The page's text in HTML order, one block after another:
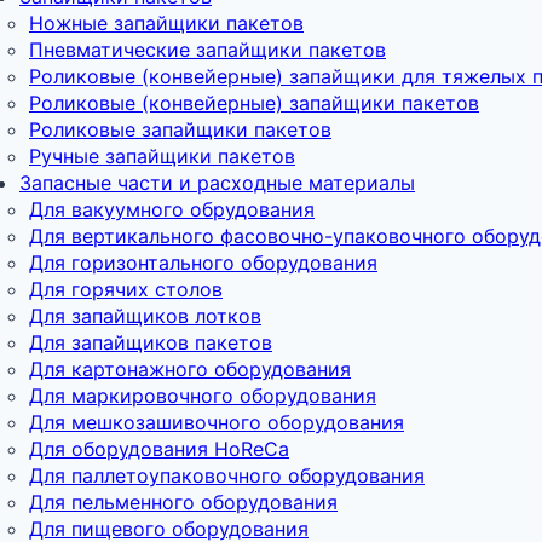
Ножные запайщики пакетов
Пневматические запайщики пакетов
Роликовые (конвейерные) запайщики для тяжелых
Роликовые (конвейерные) запайщики пакетов
Роликовые запайщики пакетов
Ручные запайщики пакетов
Запасные части и расходные материалы
Для вакуумного обрудования
Для вертикального фасовочно-упаковочного
Для горизонтального оборудования
Для горячих столов
Для запайщиков лотков
Для запайщиков пакетов
Для картонажного оборудования
Для маркировочного оборудования
Для мешкозашивочного оборудования
Для оборудования HoReCa
Для паллетоупаковочного оборудования
Для пельменного оборудования
Для пищевого оборудования